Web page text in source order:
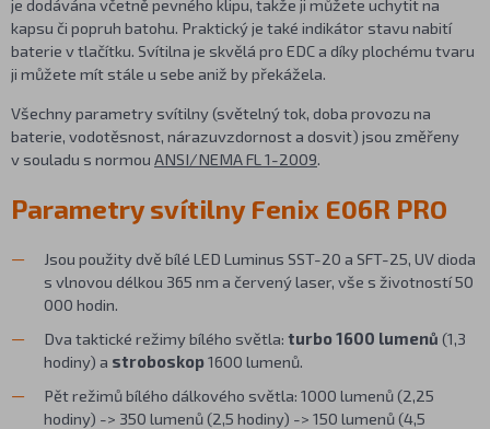
je dodávána včetně pevného klipu, takže ji můžete uchytit na
kapsu či popruh batohu. Praktický je také indikátor stavu nabití
baterie v tlačítku. Svítilna je skvělá pro EDC a díky plochému tvaru
ji můžete mít stále u sebe aniž by překážela.
Všechny parametry svítilny (světelný tok, doba provozu na
baterie, vodotěsnost, nárazuvzdornost a dosvit) jsou změřeny
v souladu s normou ANSI/NEMA FL 1-2009.
Parametry svítilny Fenix E06R PRO
Jsou použity dvě bílé LED Luminus SST-20 a SFT-25, UV dioda
s vlnovou délkou 365 nm a červený laser, vše s životností 50
000 hodin.
Dva taktické režimy bílého světla: turbo 1600 lumenů (1,3
hodiny) a stroboskop1600 lumenů.
Pět režimů bílého dálkového světla: 1000 lumenů (2,25
hodiny) -> 350 lumenů (2,5 hodiny) -> 150 lumenů (4,5